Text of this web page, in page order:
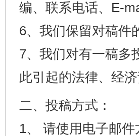
编、联系电话、E-
6、我们保留对稿件
7、我们对有一稿多
此引起的法律、经济
二、投稿方式：
1、 请使用电子邮